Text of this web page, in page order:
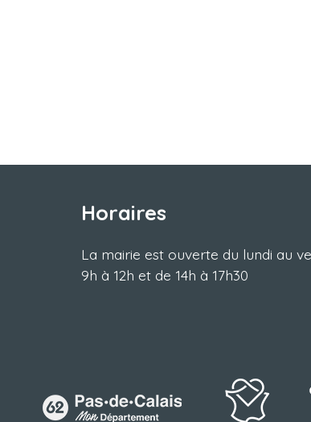
Horaires
La mairie est ouverte du lundi au
9h à 12h et de 14h à 17h30